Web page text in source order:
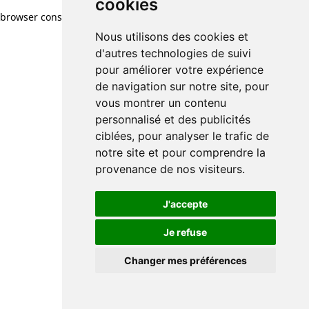
cookies
Nous utilisons des cookies et
d'autres technologies de suivi
pour améliorer votre expérience
de navigation sur notre site, pour
vous montrer un contenu
personnalisé et des publicités
ciblées, pour analyser le trafic de
notre site et pour comprendre la
provenance de nos visiteurs.
J'accepte
Je refuse
Changer mes préférences
browser console for more information)